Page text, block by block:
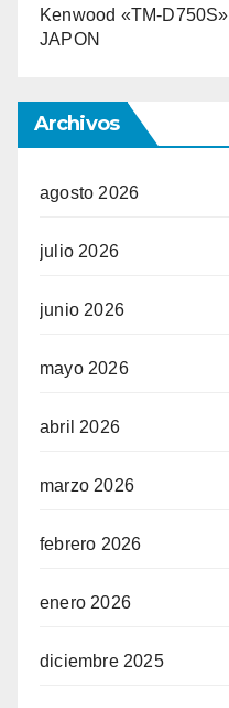
Kenwood «TM-
JAPON
Archivos
agosto 2026
julio 2026
junio 2026
mayo 2026
abril 2026
marzo 2026
febrero 2026
enero 2026
diciembre 2025